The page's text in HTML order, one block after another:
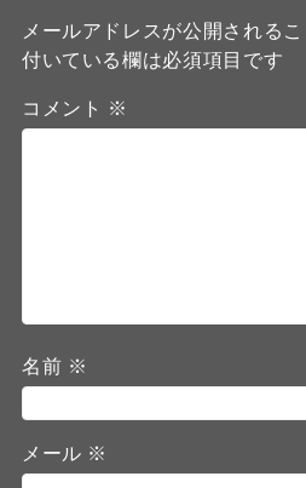
メールアドレスが公開されるこ
付いている欄は必須項目です
コメント ※
名前 ※
メール ※